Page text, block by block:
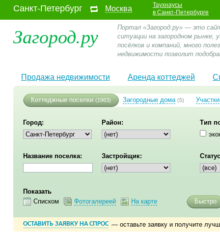
Санкт-Петербург Москва
Таухнаусы
в Санкт-Петербурге
Загород.ру
Портал «Загород.ру» — это
ситуации на загородном
посёлков и компаний, много
недвижимости позволит
Продажа недвижимости Аренда коттеджей
Коттеджные поселки (1963) Загородные дома (5) Участки
Город: Район:
Тип
Название поселка: Застройщик:
Показать
Списком
Фотогалереей На карте Быстро
ОСТАВИТЬ ЗАЯВКУ НА СПРОС — оставьте заявку и получите